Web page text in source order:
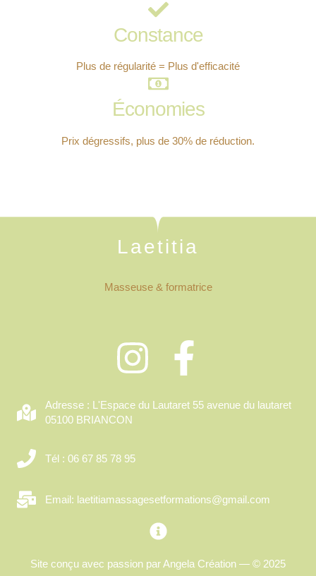
Constance
Plus de régularité = Plus d'efficacité
Économies
Prix dégressifs, plus de 30% de réduction.
Laetitia
Masseuse & formatrice
Adresse : L'Espace du Lautaret 55 avenue du lautaret
05100 BRIANCON
Tél : 06 67 85 78 95
Email: laetitiamassagesetformations@gmail.com
Site conçu avec passion parAngela Création — © 2025